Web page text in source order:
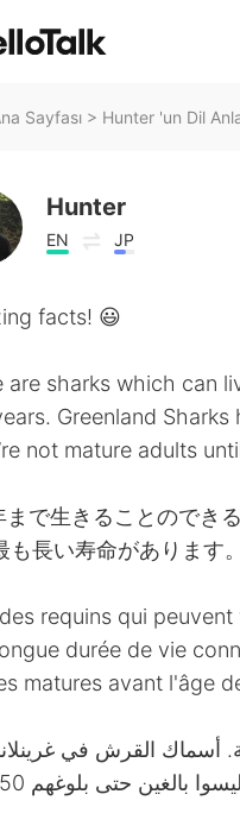
Sayfası > Hunter 'un Dil
Hunter
EN JP
facts! 😃
are sharks which can
Greenland
not mature adults
で生きることのでき
も長い寿命があります
requins qui
durée de vie
matures avant l'âge